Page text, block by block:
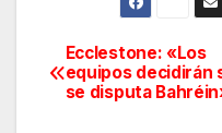
de
Ecclestone: «Los
equipos decidirán
se disputa